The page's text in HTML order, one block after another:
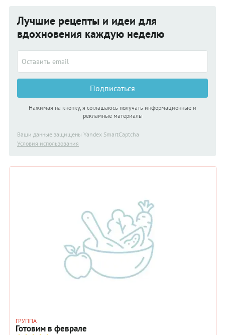
Лучшие рецепты и идеи для
вдохновения каждую неделю
Подписаться
Нажимая на кнопку, я соглашаюсь получать информационные и
рекламные материалы
Ваши данные защищены Yandex SmartCaptcha
Условия использования
ГРУППА
Готовим в феврале